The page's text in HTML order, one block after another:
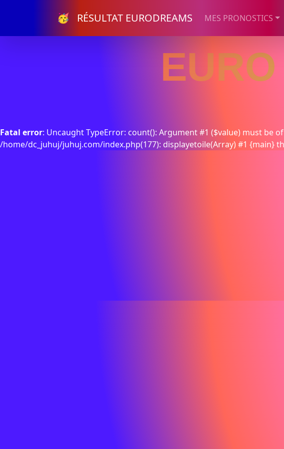
🥳 RÉSULTAT EURODREAMS MES PRONOSTICS
Fatal error: Uncaught TypeError: count(): Argument #1 ($value) must
/home/dc_juhuj/juhuj.com/index.php(177): displayetoile(Array) #1 {main}